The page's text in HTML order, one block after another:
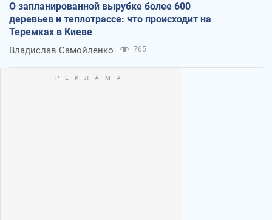
О запланированной вырубке более 600
деревьев и теплотрассе: что происходит на
Теремках в Киеве
Владислав Самойленко 765